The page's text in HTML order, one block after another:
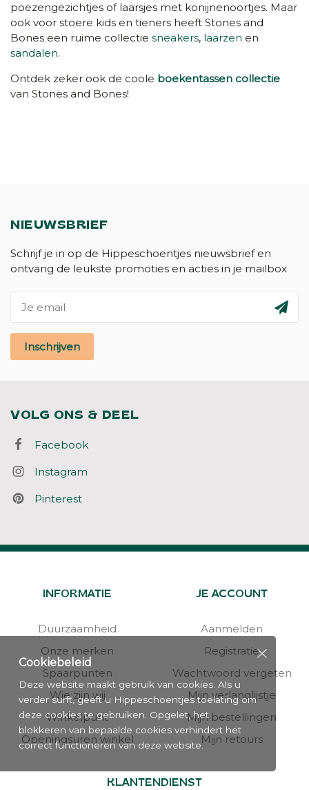
poezengezichtjes of laarsjes met konijnenoortjes. Maar
ook voor stoere kids en tieners heeft Stones and
Bones een ruime collectie sneakers, laarzen en
sandalen.
Ontdek zeker ook de coole boekentassen collectie
van Stones and Bones!
NIEUWSBRIEF
Schrijf je in op de Hippeschoentjes nieuwsbrief en
ontvang de leukste promoties en acties in je mailbox
Inschrijven
VOLG ONS & DEEL
Facebook
Instagram
Pinterest
INFORMATIE
Duurzaamheid
Onze merken
Spaarpunten
Wie zijn wij
Winkelpunt
Openingsuren winkel
JE ACCOUNT
Aanmelden
Registratie
Wachtwoord vergeten
Mijn verlanglijstje
Mijn bestellingen
Mijn retours
KLANTENDIENST
Cookiebeleid
Deze website maakt gebruik van cookies. Als u
verder surft, geeft u Hippeschoentjes toelating om
deze cookies te gebruiken. Opgelet, het
blokkeren van bepaalde cookies verhindert het
correct functioneren van deze website.